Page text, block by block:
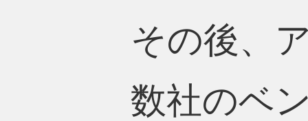
その後、
数社のベ